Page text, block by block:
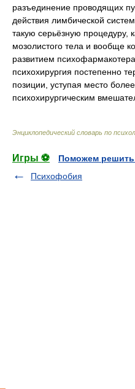
разъединение проводящих
действия лимбической
такую серьёзную процедуру,
мозолистого тела и вообще
развитием
психохирургия постепенно
позиции, уступая место
психохирургическим
Энциклопедический словарь по
Игры ⚽
Поможем решить
Психофобия